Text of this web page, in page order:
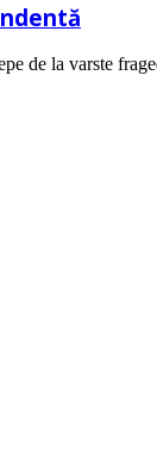
de la varste